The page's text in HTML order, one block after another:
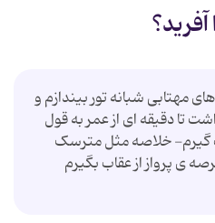
مهتابی شبانه تور بیندازم و
تا دقیقه ای از عمر به قول
گیرم- خلاصه مثل مترسک
ی پرواز از عقاب بگیرم